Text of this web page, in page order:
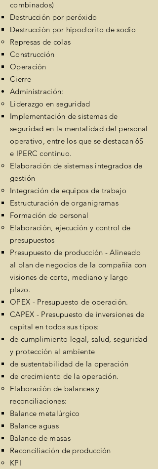
combinados)
Destrucción por peróxido
Destrucción por hipoclorito de sodio
Represas de colas
Construcción​
Operación
Cierre
Administración:
Liderazgo en seguridad​
Implementación de sistemas de
seguridad en la mentalidad del personal
operativo, entre los que se destacan 6S
e IPERCcontinuo.
Elaboración de sistemas integrados de
gestión
Integración de equipos de trabajo
Estructuración de organigramas
Formación de personal
Elaboración, ejecución y control de
presupuestos
Presupuesto de producción​ - Alineado
al plan de negocios de la compañía con
visiones de corto, mediano y largo
plazo.
OPEX - Presupuesto de operación.
CAPEX - Presupuesto de inversiones de
capital en todos sus tipos:
de cumplimiento legal​, salud, seguridad
y protección al ambiente
de sustentabilidad de la operación
de crecimiento de la operación.
Elaboración de balances y
reconciliaciones:
Balance metalúrgico​
Balance aguas
Balance de masas
Reconciliación de producción
KPI